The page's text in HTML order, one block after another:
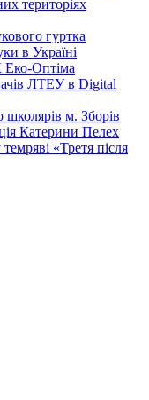
територіях
гуртка
в Україні
Еко-Оптіма
ЛТЕУ в Digital
школярів м. Зборів
Катерини Пелех
«Третя після